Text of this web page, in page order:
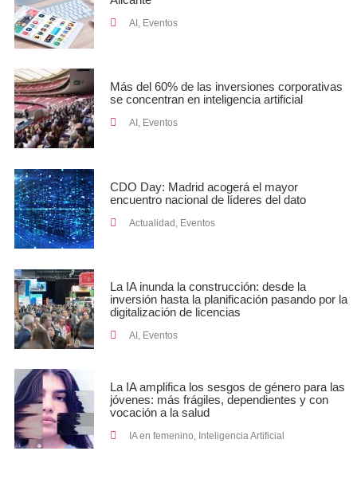
AI Eventos
Más del 60% de las inversiones corporativas
se concentran en inteligencia artificial
AI , Eventos
CDO Day: Madrid acogerá el mayor
encuentro nacional de líderes del dato
Actualidad, Eventos
La IA inunda la construcción: desde la
inversión hasta la planificación pasando por la
digitalización de licencias
AI , Eventos
La IA amplifica los sesgos de género para las
jóvenes: más frágiles, dependientes y con
vocación a la salud
IA en femenino, Inteligencia Artificial